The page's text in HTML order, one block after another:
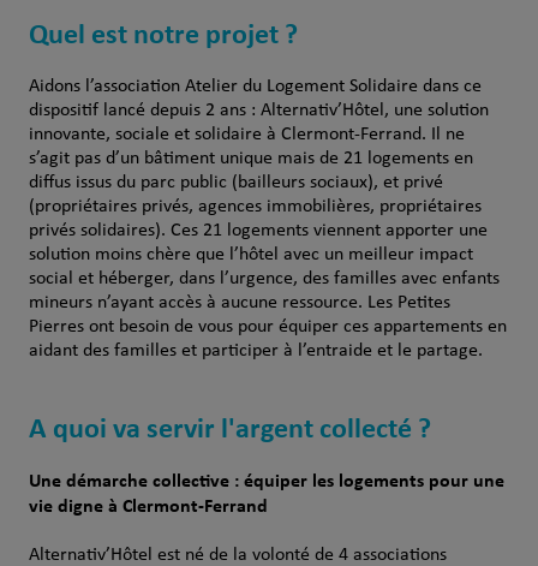
Quel est notre projet ?
Aidons l’association Atelier du Logement Solidaire dans ce
dispositif lancé depuis 2 ans : Alternativ’Hôtel, une solution
innovante, sociale et solidaire à Clermont-Ferrand. Il ne
s’agit pas d’un bâtiment unique mais de 21 logements en
diffus issus du parc public (bailleurs sociaux), et privé
(propriétaires privés, agences immobilières, propriétaires
privés solidaires). Ces 21 logements viennent apporter une
solution moins chère que l’hôtel avec un meilleur impact
social et héberger, dans l’urgence, des familles avec enfants
mineurs n’ayant accès à aucune ressource. Les Petites
Pierres ont besoin de vous pour équiper ces appartements en
aidant des familles et participer à l’entraide et le partage.
A quoi va servir l'argent collecté ?
Une démarche collective : équiper les logements pour une
vie digne à Clermont-Ferrand
Alternativ’Hôtel est né de la volonté de 4 associations